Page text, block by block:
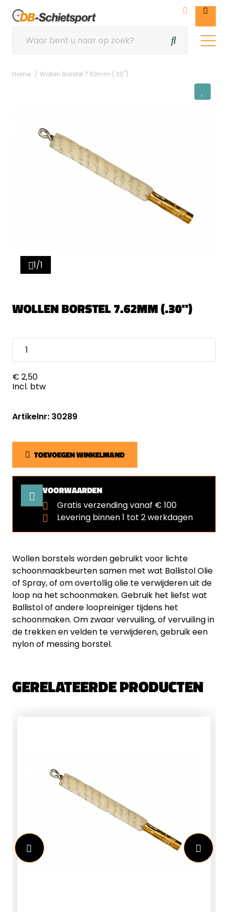
Home Wollen Borstel 7.62mm (.30")
Wollen borstels worden gebruikt voor lichte
schoonmaakbeurten samen met wat Ballistol Olie
of Spray, of om overtollig olie te verwijderen uit de
loop na het schoonmaken. Gebruik het liefst wat
Ballistol of andere loopreiniger tijdens het
schoonmaken. Om zwaar vervuiling, of vervuiling in
de trekken en velden te verwijderen, gebruik een
nylon of messing borstel.
1/1
WOLLEN BORSTEL 7.62MM (.30")
€ 2,50
Incl. btw
Artikelnr: 30289
TOEVOEGEN WINKELMAND
VOORWAARDEN
Gratis verzending vanaf € 100
Levering binnen 1 tot 2 werkdagen
GERELATEERDE PRODUCTEN